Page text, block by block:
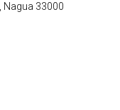
Nagua 33000